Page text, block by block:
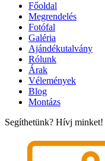
Főoldal
Megrendelés
Fotófal
Galéria
Ajándékutalvány
Rólunk
Árak
Vélemények
Blog
Montázs
Segíthetünk? Hívj minket!